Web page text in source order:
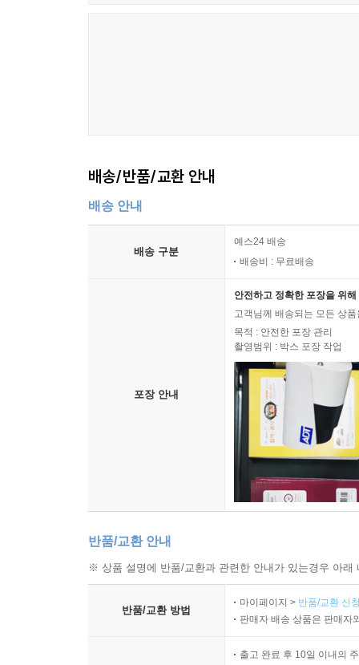
윤석열 정부의 부동산시장에서 부의 기회를 선점
뒤 회복기에 투자했기 때문이다. 그렇다면 거래
이에 대해 저자는 직접 행동으로 보여준다. 2022
매수 기회를 정하는 부동산의 사이클은 지역마
광역시와 지방 7도(전남 제외)는 2016~2019년
연상승률을 보인 지역들도 있었다. 이처럼 모든
회복기와 호황기에 맞춰서 투자하면 된다. 부동
제각기 다른 흐름을 보여준다. 주거용 부동산
부동산으로 돈 벌 기회는 무궁무진하다.
가지 데이터를 이용해 부린이도 거시적인 시장
어떻게 양도세 중과 한시적 배제가 서울 아파트
좋은지까지 상세히 설명해준다.
책의 맨 마지막에는 2022년 대선 이후 윤석열 정
분석한다. 이 책만 읽어도 2022년 이후의 부동산
★★★따라만 했는데 돈을 벌었다는 수강생들의
배송/반품/교환 안내
배송 안내
배송 구분
예스24 배송
배송비 : 무료배송
포장 안내
안전하고 정확한 포장을 위
고객님께 배송되는 모든 상
목적 : 안전한 포장 관리
촬영범위 : 박스 포장 작업
반품/교환 안내
※ 상품 설명에 반품/교환과 관련한 안내가 있는경우 아
반품/교환 방법
마이페이지 > 반품/교환 신
판매자 배송 상품은 판매자
출고 완료 후 10일 이내의